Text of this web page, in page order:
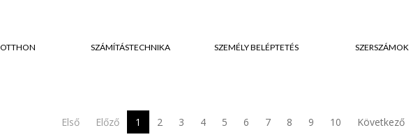
SZÁMÍTÁSTECHNIKA SZEMÉLY BELÉPTETÉS SZERSZÁMOK
Első Előző 1 2 3 4 5 6 7 8 9 10 Következő